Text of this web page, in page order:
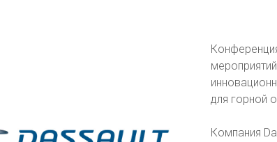
для горной
Компания